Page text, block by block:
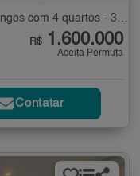
Sobrado à Venda no Parque São Domingos com 4 quartos - 320 m²
R$ 1.600.000
Aceita Permuta
Contatar